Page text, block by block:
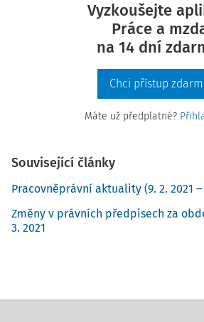
Vyzkoušejte
Práce a
na 14 dní
Chci přístup
Máte už předplatné?
Související články
Pracovněprávní aktuality (9. 2. 2021 –
Změny v právních předpisech za
3. 2021